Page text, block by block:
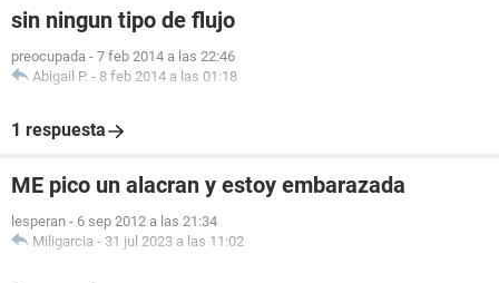
sin ningun tipo de flujo
preocupada - 7 feb 2014 a las 22:46
Abigail P. - 8 feb 2014 a las 01:18
1 respuesta
ME pico un alacran y estoy embarazada
lesperan - 6 sep 2012 a las 21:34
Miligarcia - 31 jul 2023 a las 11:02